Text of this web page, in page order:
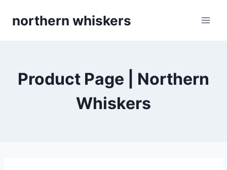
northern whiskers
Product Page | Northern
Whiskers